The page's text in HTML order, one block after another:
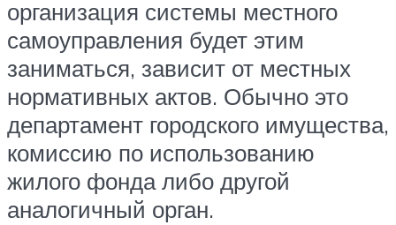
организация системы местного
самоуправления будет этим
заниматься, зависит от местных
нормативных актов. Обычно это
департамент городского имущества,
комиссию по использованию
жилого фонда либо другой
аналогичный орган.